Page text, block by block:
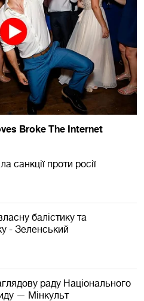
санкції проти росії
балістику та
- Зеленський
раду Національного
— Мінкульт